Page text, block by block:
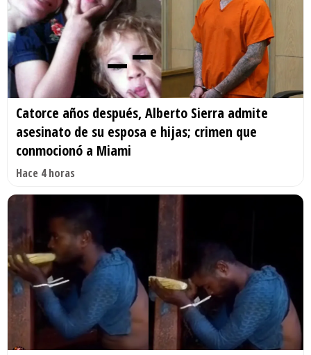
Catorce años después, Alberto Sierra admite
asesinato de su esposa e hijas; crimen que
conmocionó a Miami
Hace 4 horas